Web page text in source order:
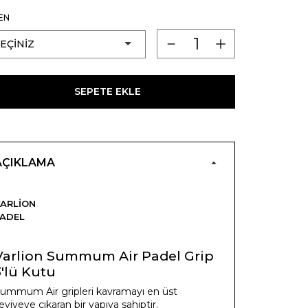
SEPETE EKLE
Summum Air Padel Grip
Kutu
Air gripleri kavramayı en üst
çıkaran bir yapıya sahiptir.